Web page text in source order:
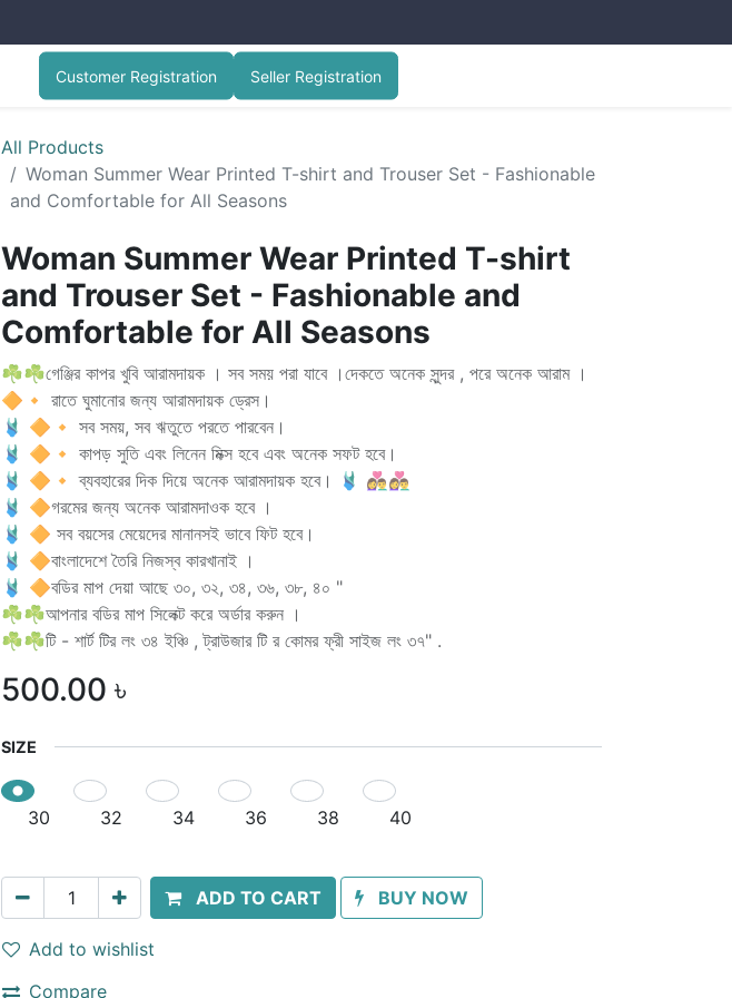
Customer Registration Seller Registration
All Products
Woman Summer Wear Printed T-shirt and Trouser Set - Fashionable
and Comfortable for All Seasons
Woman Summer Wear Printed T-shirt
and Trouser Set - Fashionable and
Comfortable for All Seasons
☘️☘️গেঞ্জির কাপর খুবি আরামদায়ক । সব সময় পরা যাবে ।দেকতে অনেক সুন্দর , পরে অনেক আরাম ।
🔶🔸 রাতে ঘুমানোর জন্য আরামদায়ক ড্রেস।
🩱 🔶🔸 সব সময়, সব ঋতুতে পরতে পারবেন।
🩱 🔶🔸 কাপড় সুতি এবং লিনেন মিক্স হবে এবং অনেক সফট হবে।
🩱 🔶🔸 ব্যবহারের দিক দিয়ে অনেক আরামদায়ক হবে। 🩱 👩‍❤️‍👨👩‍❤️‍👨
🩱 🔶গরমের জন্য অনেক আরামদাওক হবে ।
🩱 🔶 সব বয়সের মেয়েদের মানানসই ভাবে ফিট হবে।
🩱 🔶বাংলাদেশে তৈরি নিজস্ব কারখানাই ।
🩱 🔶বডির মাপ দেয়া আছে ৩০, ৩২, ৩৪, ৩৬, ৩৮, ৪০ "
☘️☘️আপনার বডির মাপ সিলেক্ট করে অর্ডার করুন ।
☘️☘️টি - শার্ট টির লং ৩৪ ইঞ্চি , ট্রাউজার টি র কোমর ফ্রী সাইজ লং ৩৭" .
500.00 ৳
SIZE
30 32 34 36 38 40
ADD TO CART BUY NOW
Add to wishlist
Compare